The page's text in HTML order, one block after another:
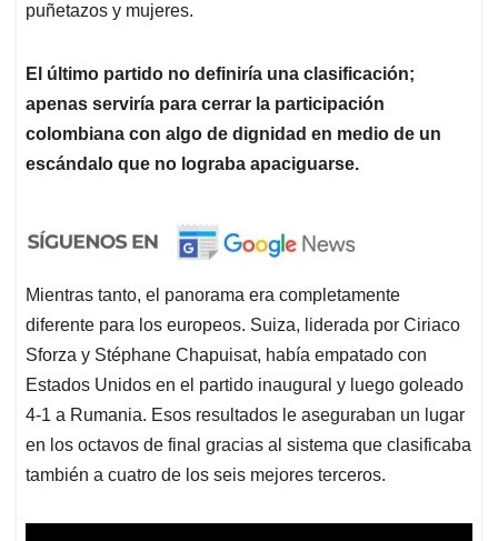
puñetazos y mujeres.
El último partido no definiría una clasificación;
apenas serviría para cerrar la participación
colombiana con algo de dignidad en medio de un
escándalo que no lograba apaciguarse.
Mientras tanto, el panorama era completamente
diferente para los europeos. Suiza, liderada por Ciriaco
Sforza y Stéphane Chapuisat, había empatado con
Estados Unidos en el partido inaugural y luego goleado
4-1 a Rumania. Esos resultados le aseguraban un lugar
en los octavos de final gracias al sistema que clasificaba
también a cuatro de los seis mejores terceros.